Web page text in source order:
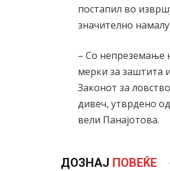
постапил во
значително
– Со непреземање
мерки за заштита
Законот за
дивеч, утврдено
вели Панајотова.
ДОЗНАЈ ПОВЕЌЕ